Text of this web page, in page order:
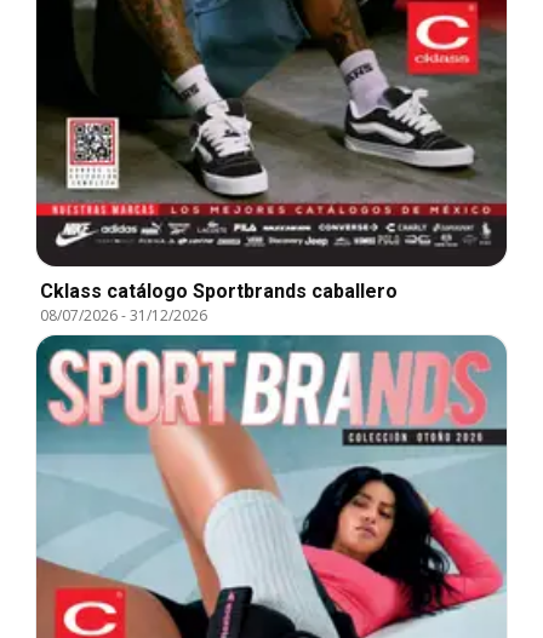
Cklass catálogo Sportbrands caballero
08/07/2026-31/12/2026